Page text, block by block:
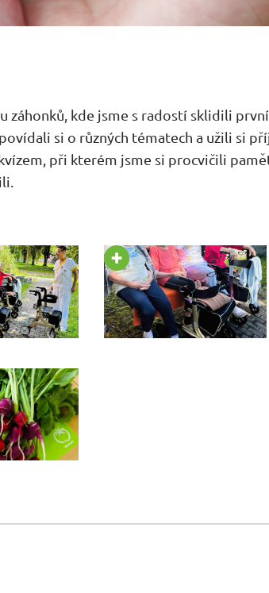
záhonků, kde jsme s radostí sklidili
si o různých tématech a užili si
při kterém jsme si procvičili